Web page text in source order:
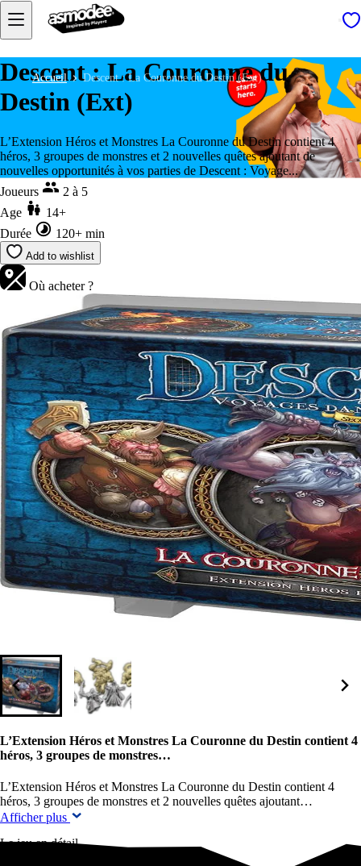
Accueil Descent : La Couronne du Destin (Ext)
Descent : La Couronne du
Destin (Ext)
L’Extension Héros et Monstres La Couronne du Destin contient 4
héros, 3 groupes de monstres et 2 nouvelles quêtes ajoutant de
nouvelles opportunités à vos parties de Descent : Voyage...
Joueurs
2 à 5
Age
14+
Durée
120+ min
Add to wishlist
Où acheter ?
L’Extension Héros et Monstres La Couronne du Destin contient 4
héros, 3 groupes de monstres…
L’Extension Héros et Monstres La Couronne du Destin contient 4
héros, 3 groupes de monstres et 2 nouvelles quêtes ajoutant…
Afficher plus
Le jeu en détail